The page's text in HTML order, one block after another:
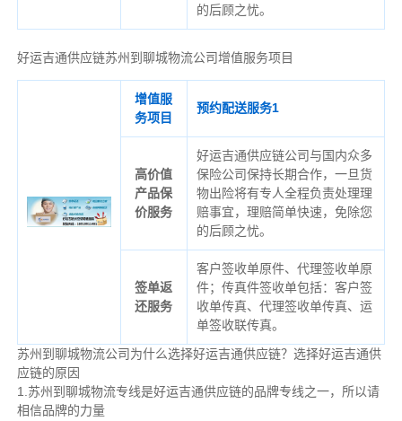
的后顾之忧。
好运吉通供应链苏州到聊城物流公司增值服务项目
增值服
务项目
预约配送服务1
高价值
产品保
价服务
好运吉通供应链公司与国内众多
保险公司保持长期合作，一旦货
物出险将有专人全程负责处理理
赔事宜，理赔简单快速，免除您
的后顾之忧。
签单返
还服务
客户签收单原件、代理签收单原
件；传真件签收单包括：客户签
收单传真、代理签收单传真、运
单签收联传真。
苏州到聊城物流公司为什么选择好运吉通供应链？选择好运吉通供
应链的原因
1.苏州到聊城物流专线是好运吉通供应链的品牌专线之一，所以请
相信品牌的力量